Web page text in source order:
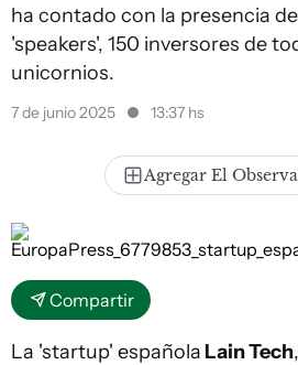
ha contado con la presencia
'speakers', 150 inversores de
unicornios.
7 de junio 2025 13:37 hs
Agregar El
Compartir
La 'startup' española Lain Tech